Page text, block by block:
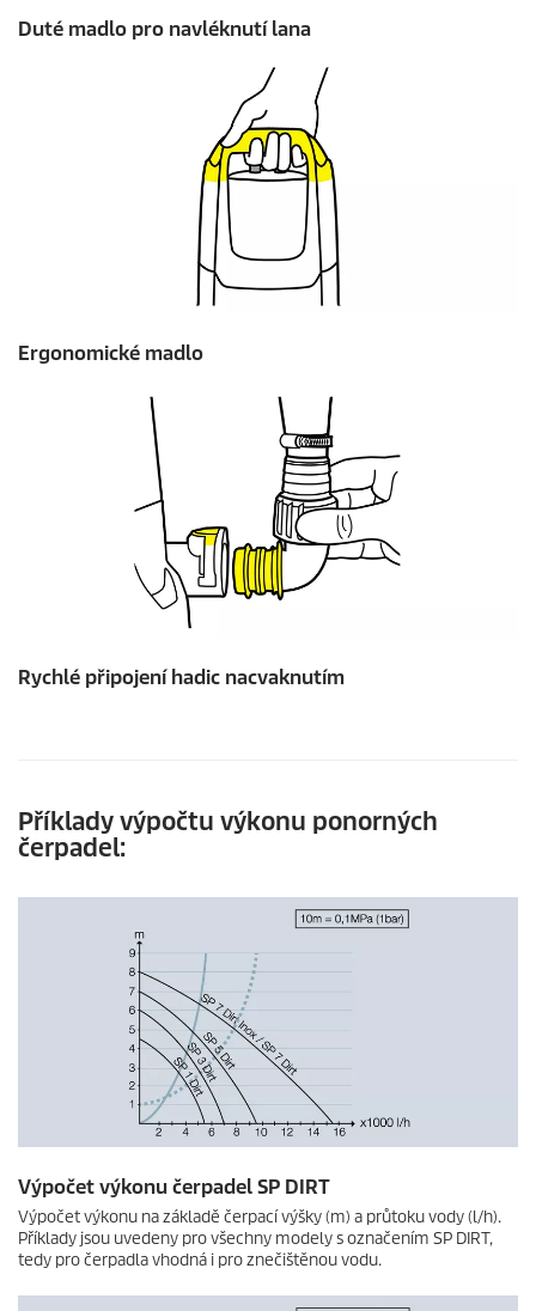
Duté madlo pro navléknutí lana
Ergonomické madlo
Rychlé připojení hadic nacvaknutím
Příklady výpočtu výkonu ponorných
čerpadel:
Výpočet výkonu čerpadel SP DIRT
Výpočet výkonu na základě čerpací výšky (m) a průtoku vody (l/h).
Příklady jsou uvedeny pro všechny modely s označením SP DIRT,
tedy pro čerpadla vhodná i pro znečištěnou vodu.